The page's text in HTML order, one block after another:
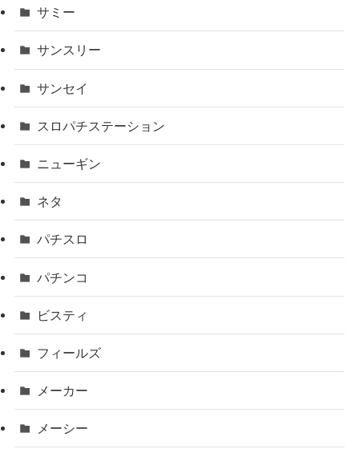
サミー
サンスリー
サンセイ
スロパチステーション
ニューギン
ネタ
パチスロ
パチンコ
ビスティ
フィールズ
メーカー
メーシー